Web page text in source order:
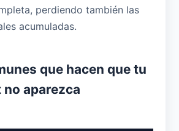
perdiendo también las
acumuladas.
que hacen que tu
aparezca